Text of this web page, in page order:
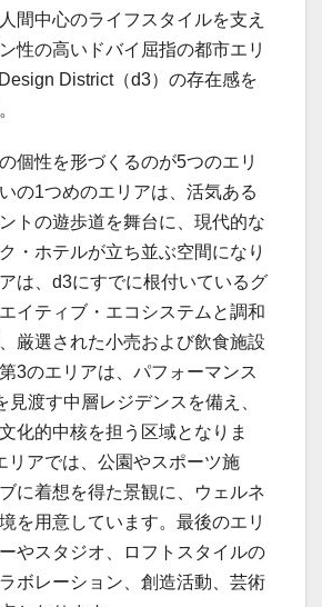
間中心のライフスタイルを支え
性の高いドバイ屈指の都市エリ
District（d3）の存在感を
個性を形づくるのが5つのエリ
の1つめのエリアは、活気ある
トの遊歩道を舞台に、現代的な
・ホテルが立ち並ぶ空間になり
は、d3にすでに根付いているグ
イティブ・エコシステムと調和
厳選された小売および飲食施設
3のエリアは、パフォーマンス
渡す中層レジデンスを備え、
化的中核を担う区域となりま
リアでは、公園やスポーツ施
に着想を得た景観に、ウェルネ
を用意しています。最後のエリ
やスタジオ、ロフトスタイルの
ボレーション、創造活動、芸術